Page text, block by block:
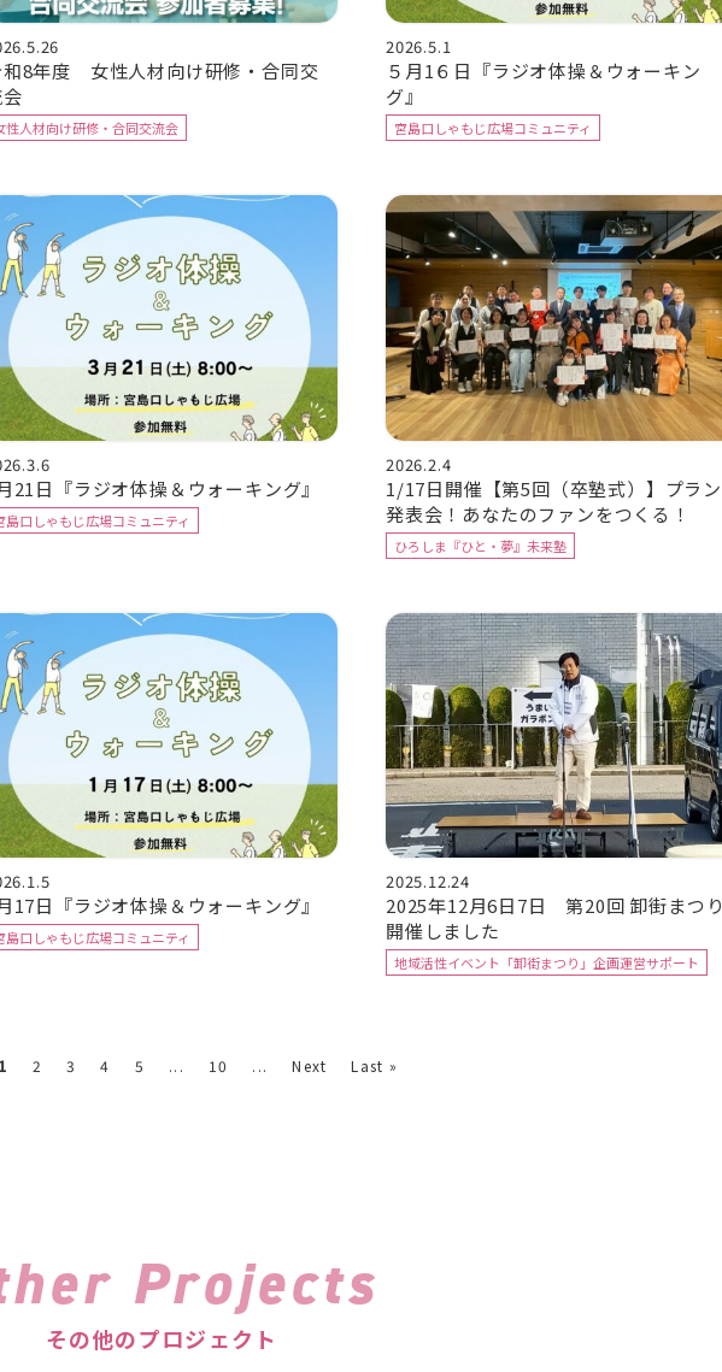
8年度 女性人材向け研修・合同交
性人材向け研修・合同交流会
2026.5.1
５月1６日『ラジオ体操＆ウォーキン
グ』
宮島口しゃもじ広場コミュニティ
21日『ラジオ体操＆ウォーキング』
島口しゃもじ広場コミュニティ
2026.2.4
1/17日開催【第5回（卒塾式）】プラン
発表会！あなたのファンをつくる！
ひろしま『ひと・夢』未来塾
17日『ラジオ体操＆ウォーキング』
島口しゃもじ広場コミュニティ
2025.12.24
2025年12月6日7日 第20回 卸街まつり
開催しました
地域活性イベント「卸街まつり」企画運営サポート
2 3 4 5 ... 10 ... Next Last »
Projects
その他のプロジェクト